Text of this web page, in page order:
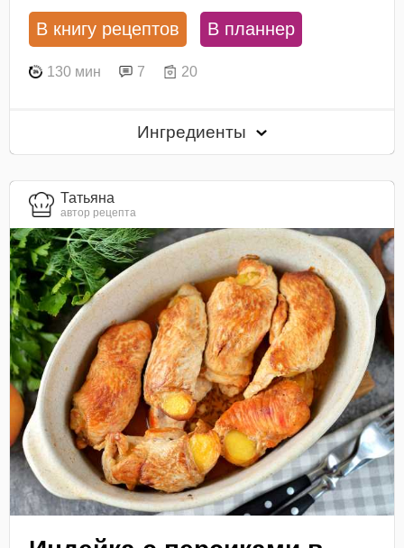
В книгу рецептов В планнер
130 мин 7 20
Ингредиенты
Татьяна
автор рецепта